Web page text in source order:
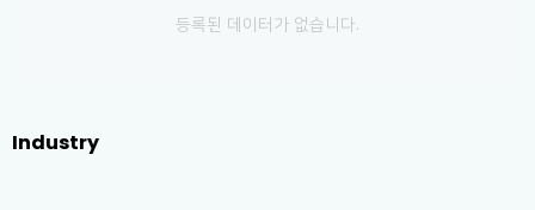
등록된 데이터가 없습니다.
Industry